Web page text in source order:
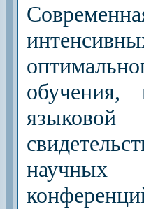
научных